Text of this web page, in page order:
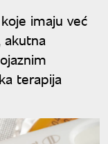
imaju već
akutna
terapija